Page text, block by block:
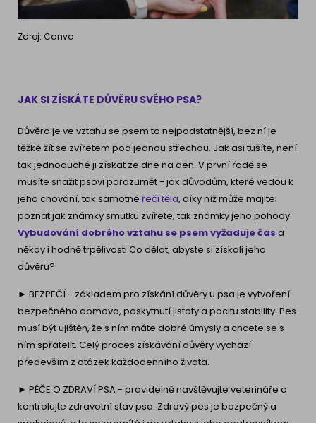
Zdroj: Canva
JAK SI ZÍSKÁTE DŮVĚRU SVÉHO PSA?
Důvěra je ve vztahu se psem to nejpodstatnější, bez ní je
těžké žít se zvířetem pod jednou střechou. Jak asi tušíte, není
tak jednoduché ji získat ze dne na den. V první řadě se
musíte snažit psovi porozumět - jak důvodům, které vedou k
jeho chování, tak samotné řeči těla, díky níž může majitel
poznat jak známky smutku zvířete, tak známky jeho pohody.
Vybudování dobrého vztahu se psem vyžaduje čas a
někdy i hodně trpělivosti Co dělat, abyste si získali jeho
důvěru?
► BEZPEČÍ - základem pro získání důvěry u psa je vytvoření
bezpečného domova, poskytnutí jistoty a pocitu stability. Pes
musí být ujištěn, že s ním máte dobré úmysly a chcete se s
ním spřátelit. Celý proces získávání důvěry vychází
především z otázek každodenního života.
► PÉČE O ZDRAVÍ PSA - pravidelně navštěvujte veterináře a
kontrolujte zdravotní stav psa. Zdravý pes je bezpečný a